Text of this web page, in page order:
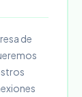
de